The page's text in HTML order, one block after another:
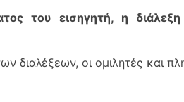
του εισηγητή, η
διαλέξεων, οι ομιλητές και